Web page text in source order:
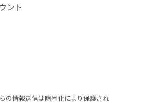
ント
の情報送信は暗号化により保護され